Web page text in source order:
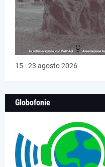
15 - 23 agosto 2026
Globofonie